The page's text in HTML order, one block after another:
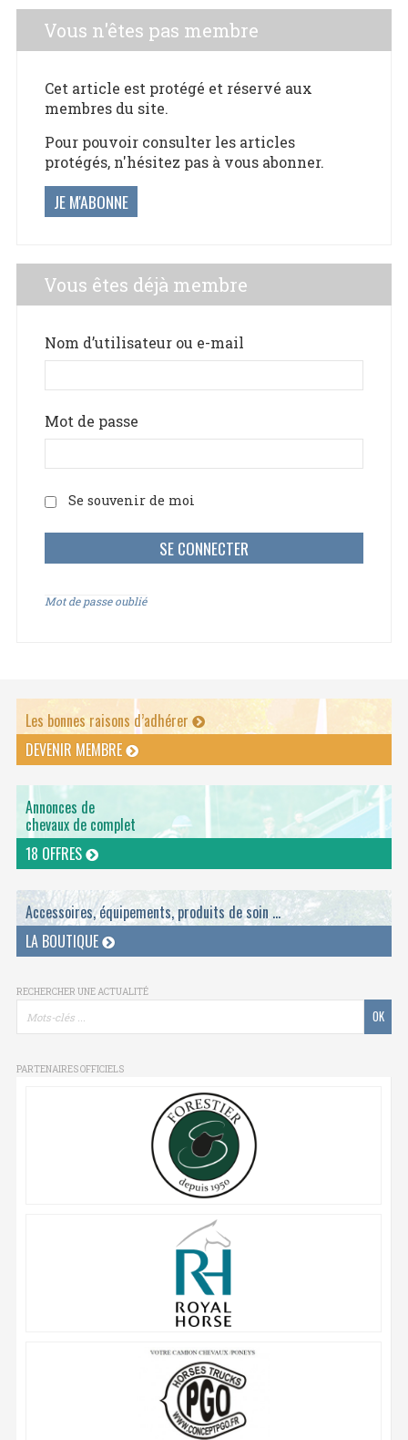
Vous n'êtes pas membre
Cet article est protégé et réservé aux
membres du site.
Pour pouvoir consulter les articles
protégés, n'hésitez pas à vous abonner.
JE M'ABONNE
Vous êtes déjà membre
Nom d’utilisateur ou e-mail
Mot de passe
Se souvenir de moi
Mot de passe oublié
Les bonnes raisons d’adhérer
DEVENIR MEMBRE
Annonces de
chevaux de complet
18 OFFRES
Accessoires, équipements, produits de soin ...
LA BOUTIQUE
RECHERCHER UNE ACTUALITÉ
PARTENAIRES OFFICIELS